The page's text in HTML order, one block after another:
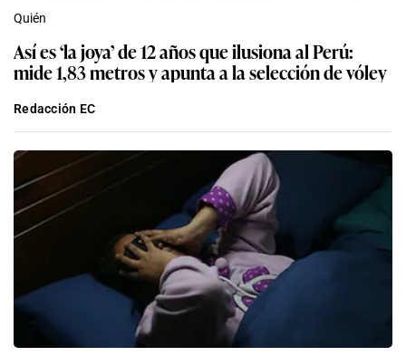
Quién
Así es ‘la joya’ de 12 años que ilusiona al Perú:
mide 1,83 metros y apunta a la selección de vóley
Redacción EC